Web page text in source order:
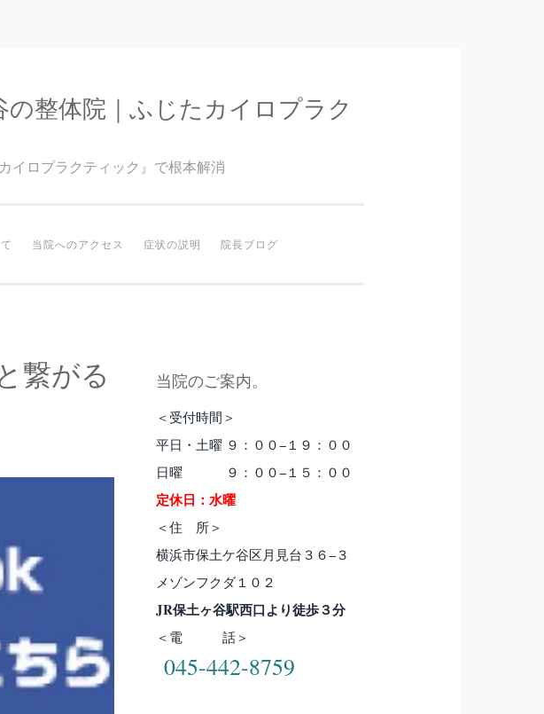
整体院｜ふじたカイロプラク
イロプラクティック』で根本解消
当院へのアクセス 症状の説明 院長ブログ
繋がる
当院のご案内。
＜受付時間＞
平日・土曜 ９：００−１９：００
日曜 ９：００−１５：００
定休日：水曜
＜住 所＞
横浜市保土ケ谷区月見台３６−３
メゾンフクダ１０２
JR保土ヶ谷駅西口より徒歩３分
＜電 話＞
045-442-8759